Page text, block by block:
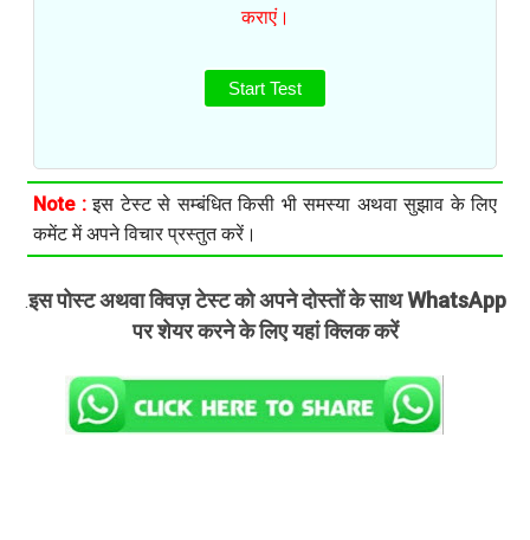
कराएं।
Start Test
Note :इस टेस्ट से सम्बंधित किसी भी समस्या अथवा सुझाव के लिए
कमेंट में अपने विचार प्रस्तुत करें।
.इस पोस्ट अथवा क्विज़ टेस्ट को अपने दोस्तों के साथ WhatsApp
पर शेयर करने के लिए यहां क्लिक करें